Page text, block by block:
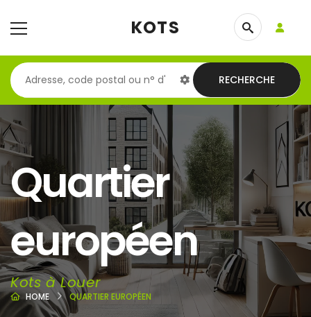
KOTS
RECHERCHE
Quartier
européen
Kots à Louer
HOME QUARTIER EUROPÉEN